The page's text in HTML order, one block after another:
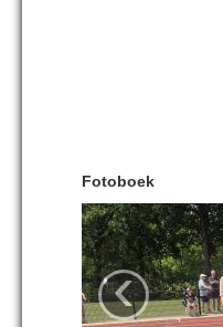
Fotoboek
‹